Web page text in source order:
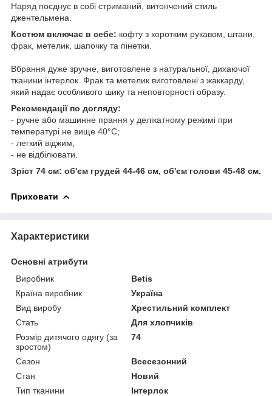
Наряд поєднує в собі стриманий, витончений стиль
джентельмена.
Костюм включає в себе: кофту з коротким рукавом, штани,
фрак, метелик, шапочку та пінетки.
Вбрання дуже зручне, виготовлене з натуральної, дихаючої
тканини інтерлок. Фрак та метелик виготовлені з жаккарду,
який надає особливого шику та неповторності образу.
Рекомендації по догляду:
- ручне або машинне прання у делікатному режимі при
температурі не вище 40°С;
- легкий віджим;
- не відбілювати.
Зріст 74 см: об'єм грудей 44-46 см, об'єм голови 45-48 см.
Приховати
Характеристики
Основні атрибути
Виробник
Betis
Країна виробник
Україна
Вид виробу
Хрестильний комплект
Стать
Для хлопчиків
Розмір дитячого одягу (за
зростом)
74
Сезон
Всесезонний
Стан
Новий
Тип тканини
Інтерлок